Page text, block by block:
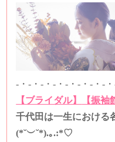
-・-・-・-・-・-・-・-
【ブライダル】
【振袖
千代田は一生における
(*˘︶˘*).｡.:*♡